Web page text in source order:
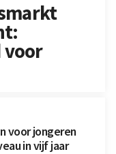
voor
voor jongeren
in vijf jaar